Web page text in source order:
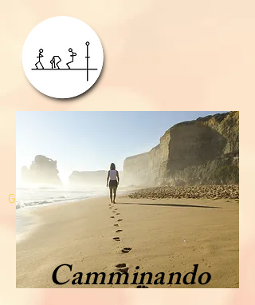
GDPR
Camminando